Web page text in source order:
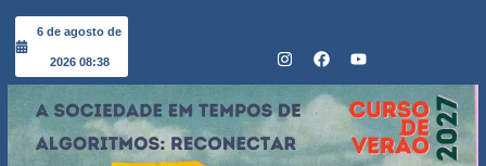
6 de agosto de
2026 08:38